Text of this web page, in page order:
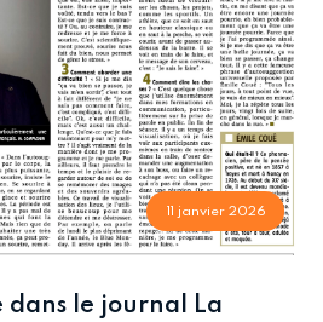
11 janvier 2026
dans le journal La